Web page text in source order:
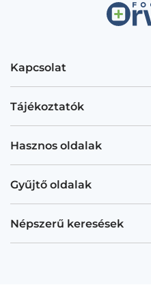
Kapcsolat
Tájékoztatók
Hasznos oldalak
Gyűjtő oldalak
Népszerű keresések